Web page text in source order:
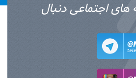
های اجتماعی دنبال